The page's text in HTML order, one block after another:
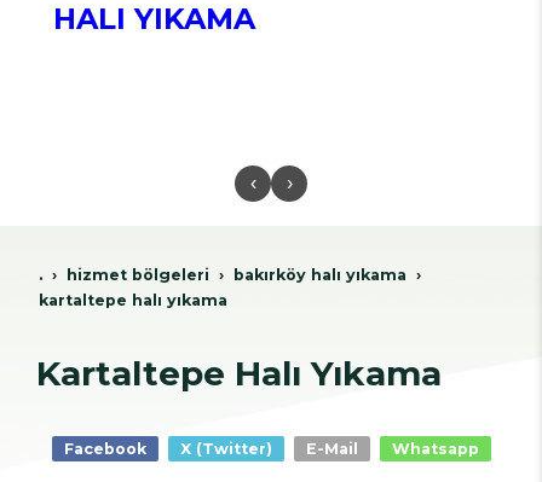
HALI YIKAMA
‹ ›
. hi̇zmet bölgeleri̇
bakirköy hali yikama
kartaltepe halı yıkama
Kartaltepe Halı Yıkama
Facebook X (Twitter) E-Mail Whatsapp